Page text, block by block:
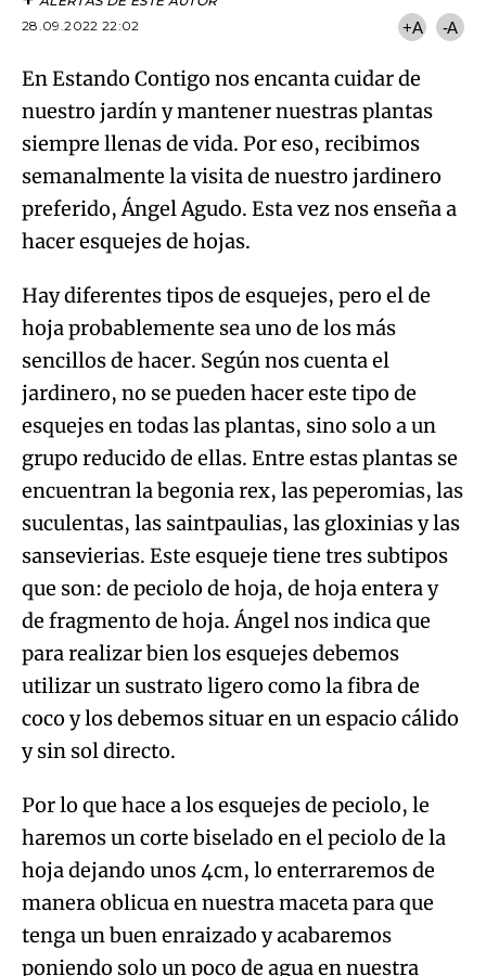
28.09.2022 22:02
+A -A
En Estando Contigo nos encanta cuidar de
nuestro jardín y mantener nuestras plantas
siempre llenas de vida. Por eso, recibimos
semanalmente la visita de nuestro jardinero
preferido, Ángel Agudo. Esta vez nos enseña a
hacer esquejes de hojas.
Hay diferentes tipos de esquejes, pero el de
hoja probablemente sea uno de los más
sencillos de hacer. Según nos cuenta el
jardinero, no se pueden hacer este tipo de
esquejes en todas las plantas, sino solo a un
grupo reducido de ellas. Entre estas plantas se
encuentran la begonia rex, las peperomias, las
suculentas, las saintpaulias, las gloxinias y las
sansevierias. Este esqueje tiene tres subtipos
que son: de peciolo de hoja, de hoja entera y
de fragmento de hoja. Ángel nos indica que
para realizar bien los esquejes debemos
utilizar un sustrato ligero como la fibra de
coco y los debemos situar en un espacio cálido
y sin sol directo.
Por lo que hace a los esquejes de peciolo, le
haremos un corte biselado en el peciolo de la
hoja dejando unos 4cm, lo enterraremos de
manera oblicua en nuestra maceta para que
tenga un buen enraizado y acabaremos
poniendo solo un poco de agua en nuestra